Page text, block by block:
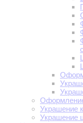
Украшение
Украшение